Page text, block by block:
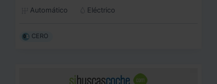
Automático
Eléctrico
CERO